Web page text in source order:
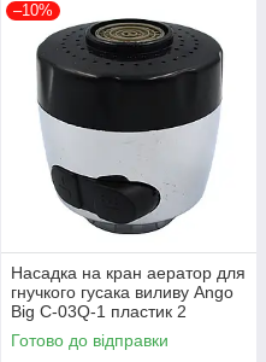
–10%
Насадка на кран аератор для
гнучкого гусака виливу Ango
Big C-03Q-1 пластик 2
режими
Готово до відправки